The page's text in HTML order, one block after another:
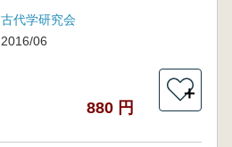
古代学研究会
2016/06
880 円
＋